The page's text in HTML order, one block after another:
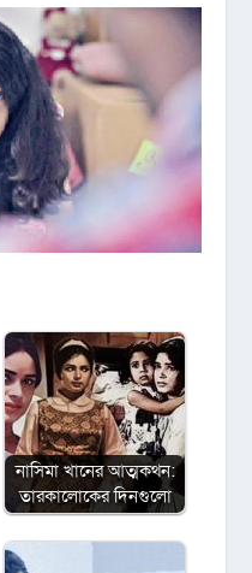
নাসিমা খানের আত্মকথন:
তারকালোকের দিনগুলো